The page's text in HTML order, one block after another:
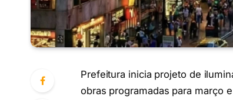
Prefeitura inicia projeto de
obras programadas para março